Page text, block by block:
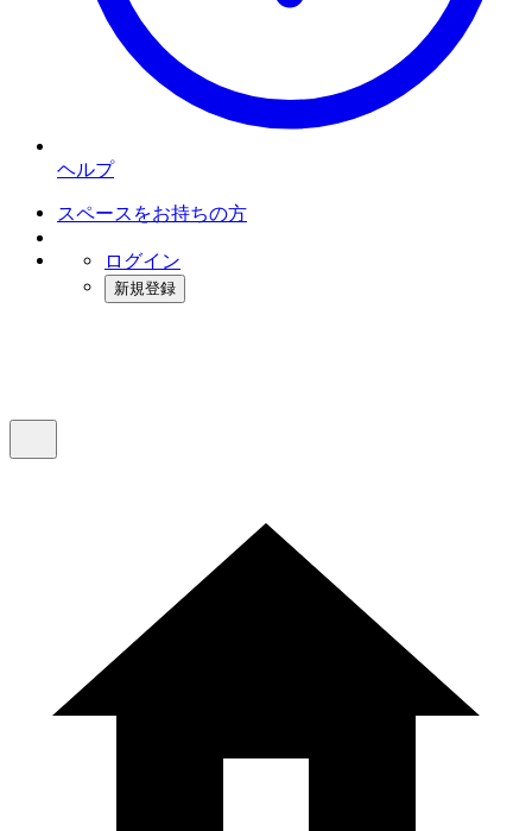
ヘルプ
スペースをお持ちの方
ログイン
新規登録